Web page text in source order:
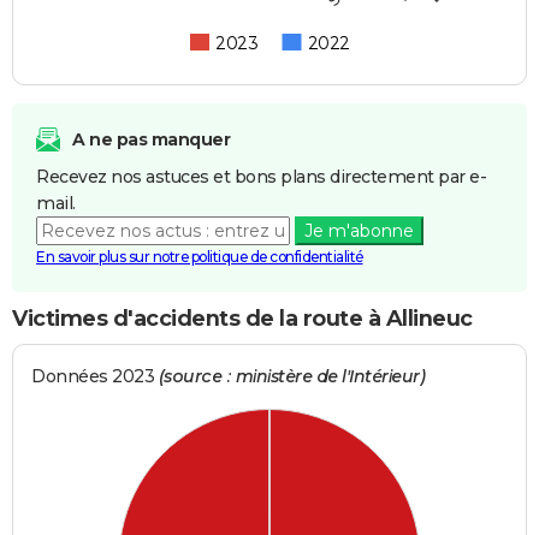
2023 2022
A ne pas manquer
Recevez nos astuces et bons plans directement par e-
mail.
Je m'abonne
En savoir plus sur notre politique de confidentialité
Victimes d'accidents de la route à Allineuc
Données 2023 (source : ministère de l'Intérieur)